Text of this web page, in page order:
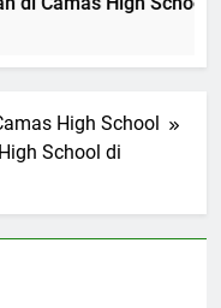
High School
School di